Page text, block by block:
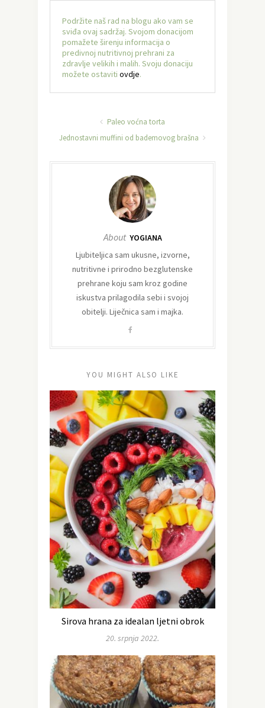
Podržite naš rad na blogu ako vam se
sviđa ovaj sadržaj. Svojom donacijom
pomažete širenju informacija o
predivnoj nutritivnoj prehrani za
zdravlje velikih i malih. Svoju donaciju
možete ostaviti ovdje.
Paleo voćna torta
Jednostavni muffini od bademovog brašna
About YOGIANA
Ljubiteljica sam ukusne, izvorne,
nutritivne i prirodno bezglutenske
prehrane koju sam kroz godine
iskustva prilagodila sebi i svojoj
obitelji. Liječnica sam i majka.
YOU MIGHT ALSO LIKE
Sirova hrana za idealan ljetni obrok
20. srpnja 2022.